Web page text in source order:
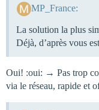
MP_France:
La solution la plus
Déjà, d’après vous
Oui! :oui: → Pas trop
via le réseau, rapide et